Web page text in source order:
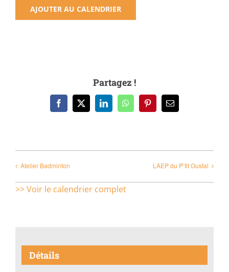
AJOUTER AU CALENDRIER
Partagez !
Facebook
X LinkedInWhatsAppPinterestEmail
Atelier Badminton LAEP du P’tit Oustal
>> Voir le calendrier complet
Détails